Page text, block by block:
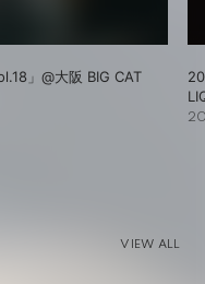
」＠恵比寿
VIEW ALL